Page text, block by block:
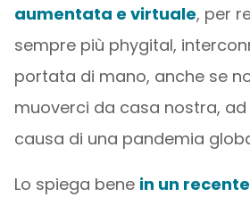
aumentata e virtuale, per
sempre più phygital,
portata di mano, anche se
muoverci da casa nostra,
causa di una pandemia
Lo spiega bene in un